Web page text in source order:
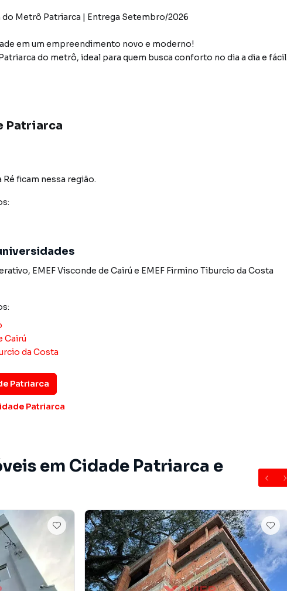
Metrô Patriarca | Entrega Setembro/2026
em um empreendimento novo e moderno!
do metrô, ideal para quem busca conforto no dia a dia e fácil
Patriarca
Ré ficam nessa região.
:
, EMEF Visconde de Cairú e EMEF Firmino Tiburcio da Costa
:
Cairú
da Costa
Patriarca
Patriarca
em Cidade Patriarca e